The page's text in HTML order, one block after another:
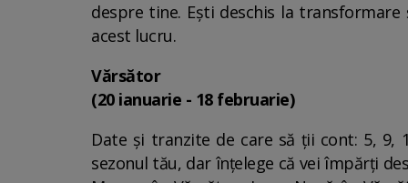
despre tine. Ești deschis la
acest lucru.
Vărsător
(20 ianuarie - 18 februarie)
Date și tranzite de care să ții cont: 5, 9,
sezonul tău, dar înțelege că vei împărți